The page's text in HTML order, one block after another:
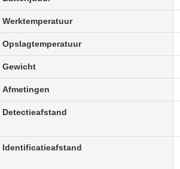
Werktemperatuur
Opslagtemperatuur
Gewicht
Afmetingen
Detectieafstand
Identificatieafstand